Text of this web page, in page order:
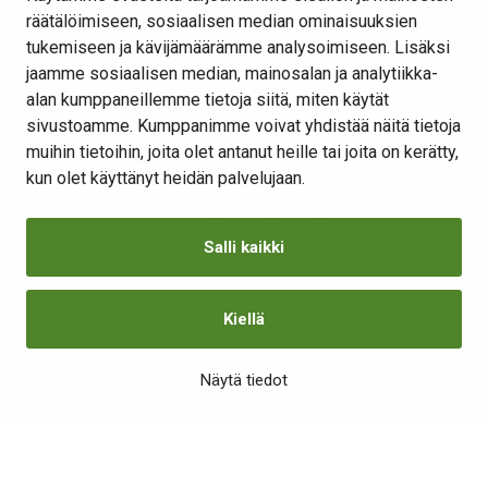
räätälöimiseen, sosiaalisen median ominaisuuksien
tukemiseen ja kävijämäärämme analysoimiseen. Lisäksi
jaamme sosiaalisen median, mainosalan ja analytiikka-
alan kumppaneillemme tietoja siitä, miten käytät
sivustoamme. Kumppanimme voivat yhdistää näitä tietoja
muihin tietoihin, joita olet antanut heille tai joita on kerätty,
kun olet käyttänyt heidän palvelujaan.
Salli kaikki
Kiellä
Näytä tiedot
Yhteystiedot
Kansalaisaloite
Lomakkeet
Tietosuojaseloste
Evästeiden hallinta
Saavutettavuusseloste